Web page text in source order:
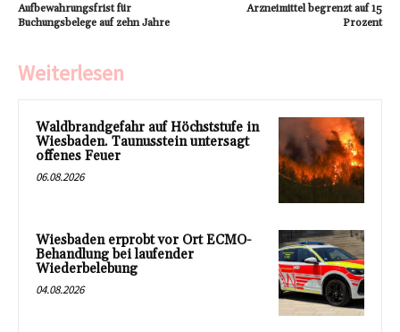
Aufbewahrungsfrist für
Buchungsbelege auf zehn Jahre
Arzneimittel begrenzt auf 15
Prozent
Weiterlesen
Waldbrandgefahr auf Höchststufe in
Wiesbaden. Taunusstein untersagt
offenes Feuer
06.08.2026
Wiesbaden erprobt vor Ort ECMO-
Behandlung bei laufender
Wiederbelebung
04.08.2026